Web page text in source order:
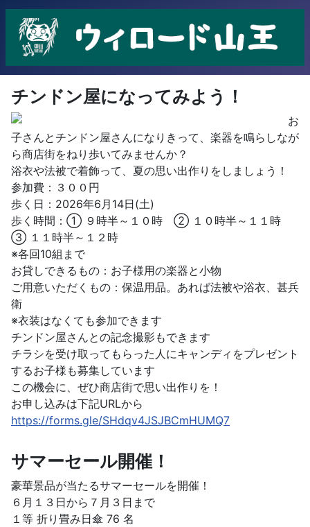
チンドン屋になってみよう！
お
子さんとチンドン屋さんになりきって、楽器を鳴らしなが
ら商店街をねり歩いてみませんか？
浴衣や法被で着飾って、夏の思い出作りをしましょう！
参加費：３００円
歩く日：2026年6月14日(土)
歩く時間：① ９時半～１０時 ② １０時半～１１時
③ １１時半～１２時
※各回10組まで
お貸しできるもの：お子様用の楽器と小物
ご用意いただくもの：保温用品。あれば法被や浴衣、甚兵
衛
※衣装はなくても参加できます
チンドン屋さんとの記念撮影もできます
チラシを受け取ってもらった人にキャンディをプレゼント
するお子様も募集しています
この機会に、ぜひ商店街で思い出作りを！
お申し込みは下記URLから
https://forms.gle/SHdqv4JSJBCmHUMQ7
サマーセール開催！
豪華景品が当たるサマーセールを開催！
６月１３日から７月３日まで
１等 折り畳み日傘 76 名